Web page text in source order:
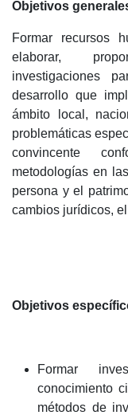
Objetivos
Formar recursos
elaborar,
investigaciones
desarrollo que
ámbito
local,
problemáticas
convincente
metodologías en
persona y el
cambios jurídicos,
Objetivos
Formar
conocimiento
métodos de